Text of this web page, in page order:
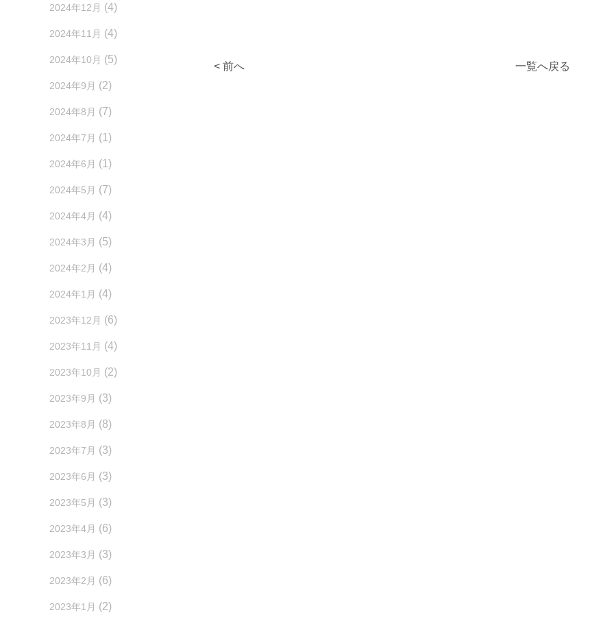
< 前へ 一覧へ戻る
2024年12月 (4)
2024年11月 (4)
2024年10月 (5)
2024年9月 (2)
2024年8月 (7)
2024年7月 (1)
2024年6月 (1)
2024年5月 (7)
2024年4月 (4)
2024年3月 (5)
2024年2月 (4)
2024年1月 (4)
2023年12月 (6)
2023年11月 (4)
2023年10月 (2)
2023年9月 (3)
2023年8月 (8)
2023年7月 (3)
2023年6月 (3)
2023年5月 (3)
2023年4月 (6)
2023年3月 (3)
2023年2月 (6)
2023年1月 (2)